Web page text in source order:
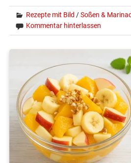
Rezepte mit Bild /Soßen &
Kommentar hinterlassen